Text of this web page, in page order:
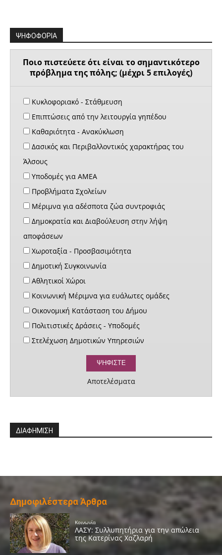
ΨΗΦΟΦΟΡΙΑ
Ποιο πιστεύετε ότι είναι το σημαντικότερο
πρόβλημα της πόλης; (μέχρι 5 επιλογές)
Κυκλοφοριακό - Στάθμευση
Επιπτώσεις από την λειτουργία γηπέδου
Καθαριότητα - Ανακύκλωση
Δασικός και Περιβαλλοντικός χαρακτήρας του
Άλσους
Υποδομές για ΑΜΕΑ
Προβλήματα Σχολείων
Μέριμνα για αδέσποτα ζώα συντροφιάς
Δημοκρατία και Διαβούλευση στην λήψη
αποφάσεων
Χωροταξία - Προσβασιμότητα
Δημοτική Συγκοινωνία
Αθλητικοί Χώροι
Κοινωνική Μέριμνα για ευάλωτες ομάδες
Οικονομική Κατάσταση του Δήμου
Πολιτιστικές Δράσεις - Υποδομές
Στελέχωση Δημοτικών Υπηρεσιών
Αποτελέσματα
ΔΙΑΦΗΜΙΣΗ
Δημοφιλέστερα Άρθρα